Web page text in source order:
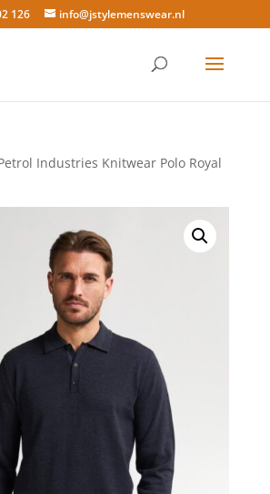
126 info@jstylemenswear.nl
Industries Knitwear Polo Royal